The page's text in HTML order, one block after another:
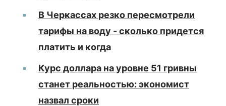
В Черкассах резко пересмотрели
тарифы на воду - сколько придется
платить и когда
Курс доллара на уровне 51 гривны
станет реальностью: экономист
назвал сроки